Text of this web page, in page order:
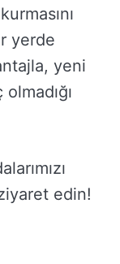
yerde
yeni
edin!